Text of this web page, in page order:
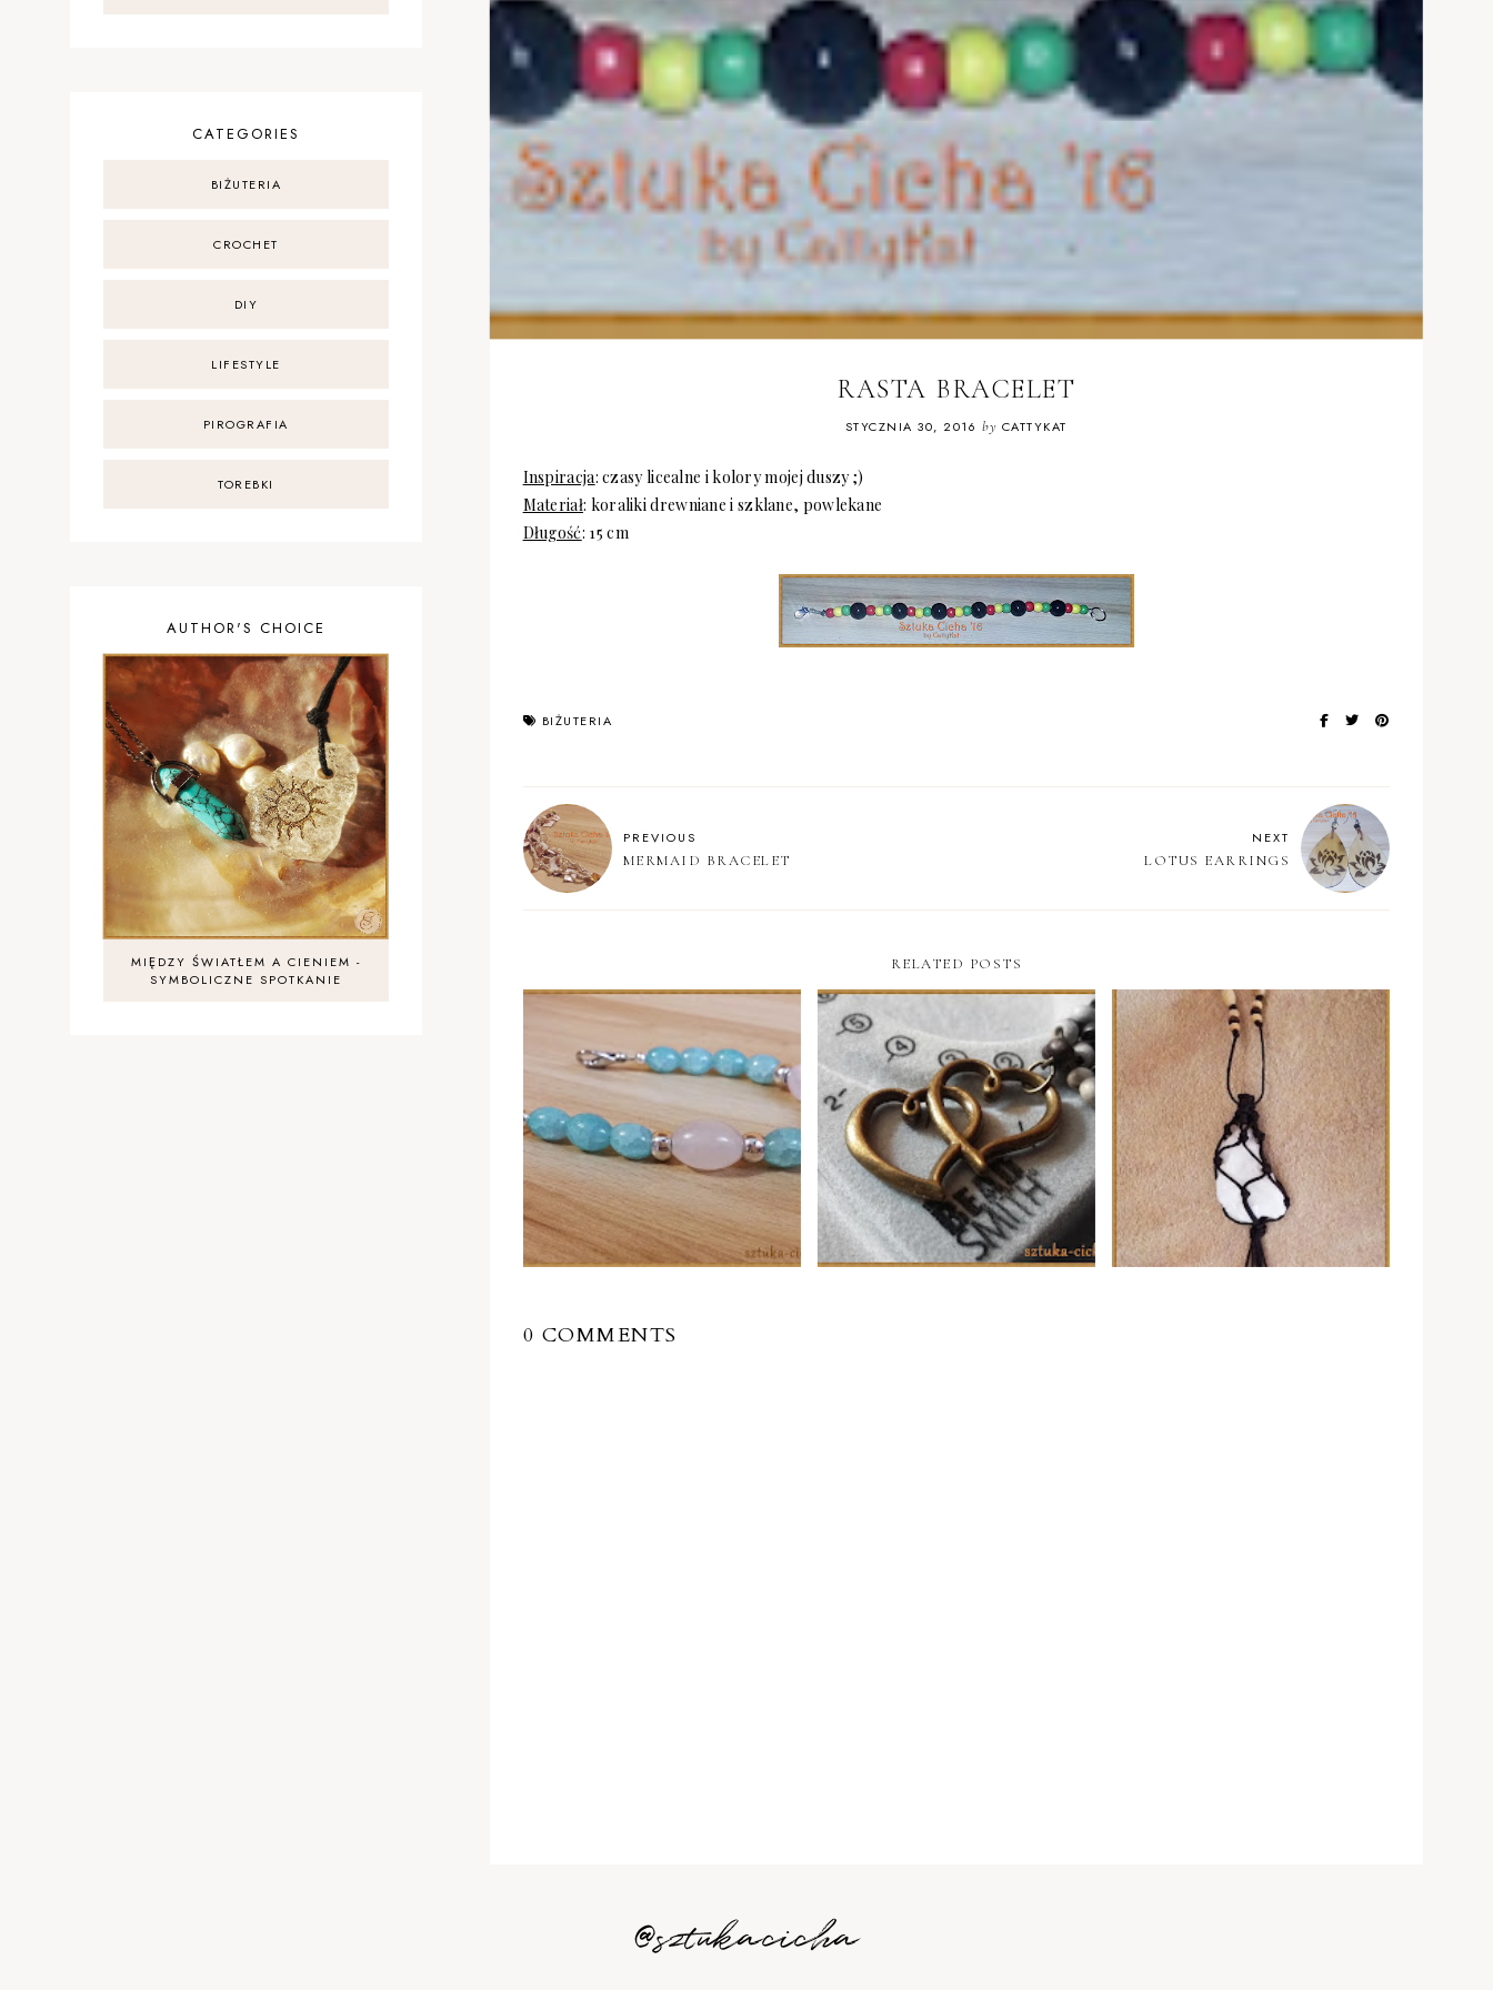
RASTA BRACELET
STYCZNIA 30, 2016 by CATTYKAT
Inspiracja: czasy licealne i kolory mojej duszy ;)
Materiał: koraliki drewniane i szklane, powlekane
Długość: 15 cm
BIŻUTERIA
PREVIOUS
MERMAID BRACELET
NEXT
LOTUS EARRINGS
RELATED POSTS
0 COMMENTS
CATEGORIES
BIŻUTERIA
CROCHET
DIY
LIFESTYLE
PIROGRAFIA
TOREBKI
AUTHOR'S CHOICE
MIĘDZY ŚWIATŁEM A CIENIEM -
SYMBOLICZNE SPOTKANIE
@sztukacicha